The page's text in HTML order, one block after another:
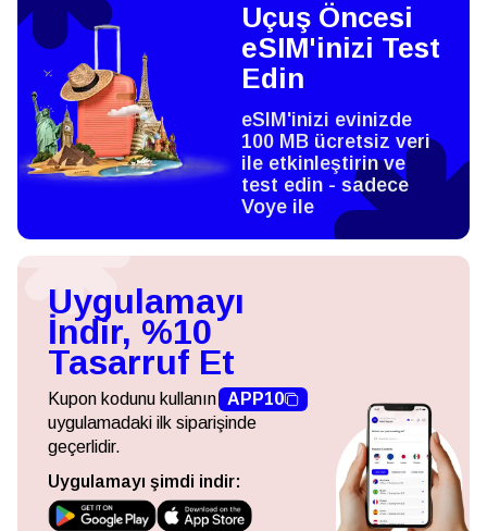
Uçuş Öncesi
eSIM'inizi Test
Edin
eSIM'inizi evinizde
100 MB ücretsiz veri
ile etkinleştirin ve
test edin - sadece
Voye ile
Uygulamayı
İndir, %10
Tasarruf Et
Kupon kodunu kullanın APP10
uygulamadaki ilk siparişinde
geçerlidir.
Uygulamayı şimdi indir: